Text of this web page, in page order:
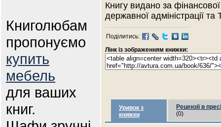
Книголюбам
пропонуємо
купить
мебель
для ваших
книг.
Книгу видано за
державної адміністрації
Поділитись:
Лінк із зображенням книжки:
Уривок з
книжки
Рецензії в пресі
(0)